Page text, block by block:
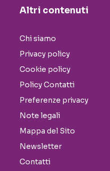
Altri contenuti
Chi siamo
Privacy policy
Cookie policy
Policy Contatti
Preferenze privacy
Note legali
Mappa del Sito
Newsletter
Contatti